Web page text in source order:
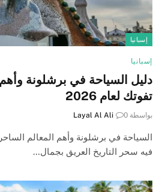
إسبانيا
إسبانيا
دليل السياحة في برشلونة وأهم
تفوتك لعام 2026
بواسطة Layal Al Ali 0
السياحة في برشلونة وأهم المعالم
فيه سحر التاريخ العريق بجمال…